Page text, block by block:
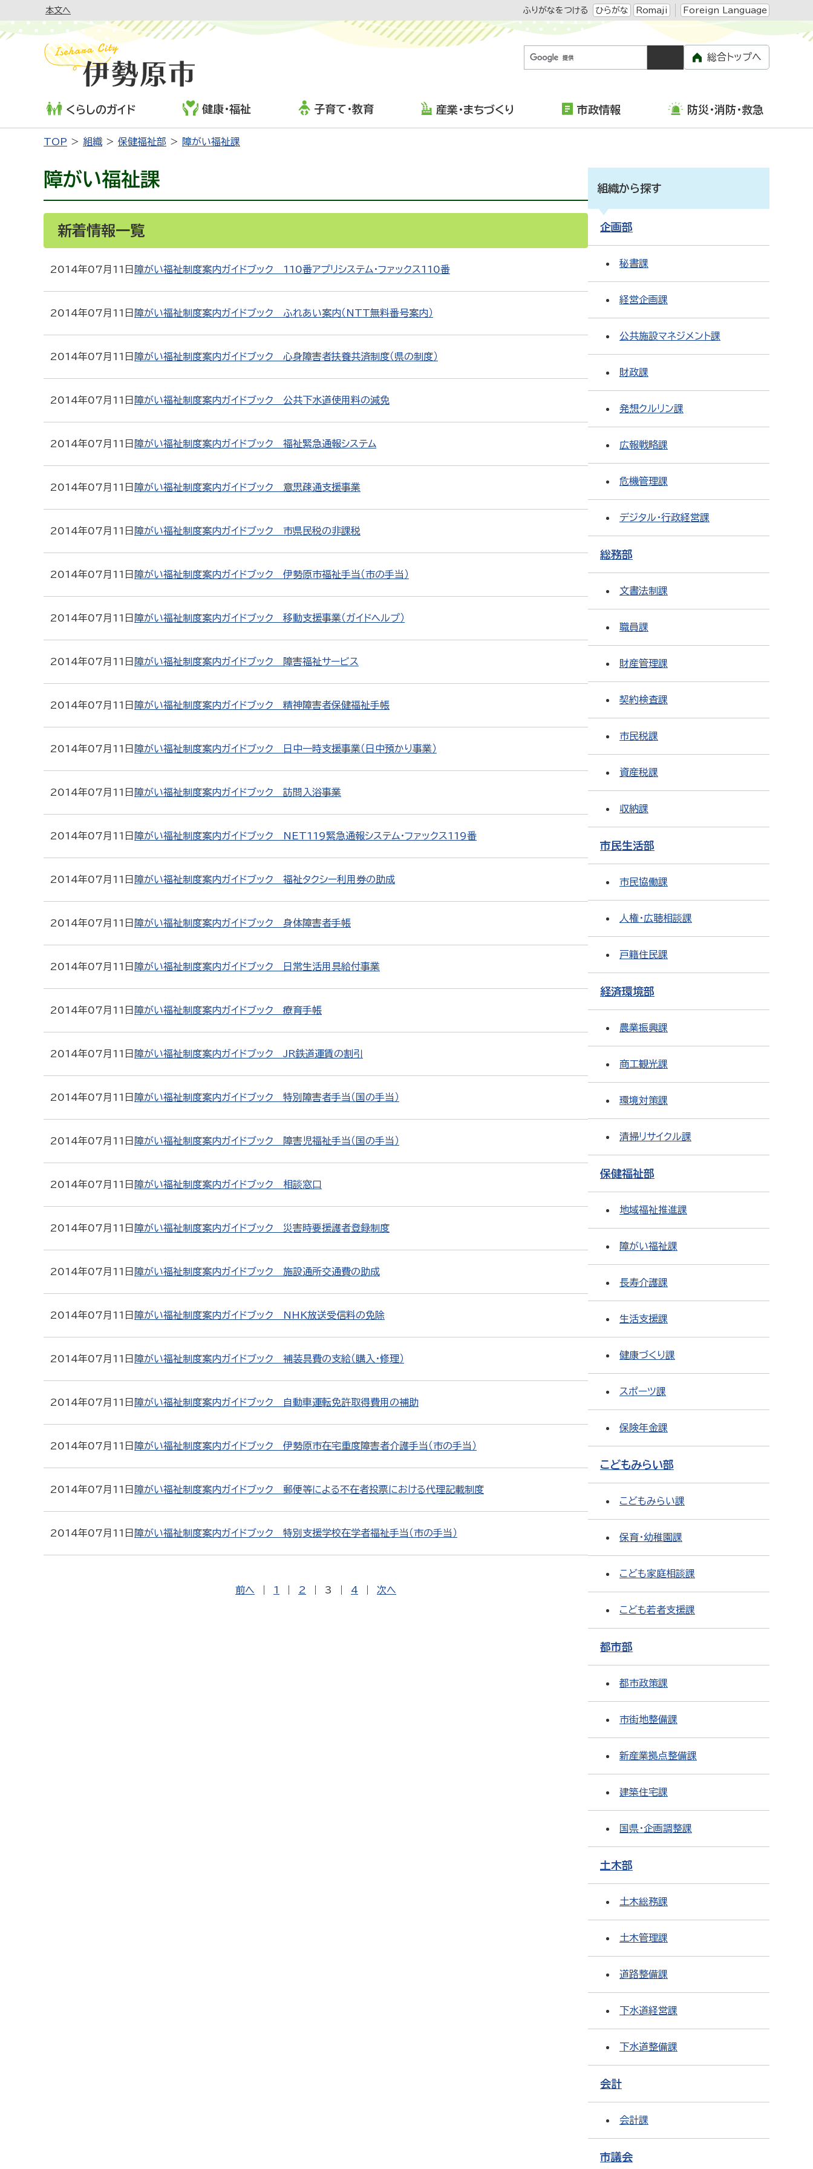
本文へ ふりがなをつける ひらがな Romaji Foreign Language
総合トップへ
くらしのガイド 健康・福祉 子育て・教育 産業・まちづくり 市政情報 防災・消防・救急
TOP 組織 保健福祉部 障がい福祉課
障がい福祉課
新着情報一覧
2014年07月11日 障がい福祉制度案内ガイドブック 110番アプリシステム・ファックス110番
2014年07月11日 障がい福祉制度案内ガイドブック ふれあい案内（NTT無料番号案内）
2014年07月11日 障がい福祉制度案内ガイドブック 心身障害者扶養共済制度（県の制度）
2014年07月11日 障がい福祉制度案内ガイドブック 公共下水道使用料の減免
2014年07月11日 障がい福祉制度案内ガイドブック 福祉緊急通報システム
2014年07月11日 障がい福祉制度案内ガイドブック 意思疎通支援事業
2014年07月11日 障がい福祉制度案内ガイドブック 市県民税の非課税
2014年07月11日 障がい福祉制度案内ガイドブック 伊勢原市福祉手当（市の手当）
2014年07月11日 障がい福祉制度案内ガイドブック 移動支援事業（ガイドヘルプ）
2014年07月11日 障がい福祉制度案内ガイドブック 障害福祉サービス
2014年07月11日 障がい福祉制度案内ガイドブック 精神障害者保健福祉手帳
2014年07月11日 障がい福祉制度案内ガイドブック 日中一時支援事業（日中預かり事業）
2014年07月11日 障がい福祉制度案内ガイドブック 訪問入浴事業
2014年07月11日 障がい福祉制度案内ガイドブック NET119緊急通報システム・ファックス119番
2014年07月11日 障がい福祉制度案内ガイドブック 福祉タクシー利用券の助成
2014年07月11日 障がい福祉制度案内ガイドブック 身体障害者手帳
2014年07月11日 障がい福祉制度案内ガイドブック 日常生活用具給付事業
2014年07月11日 障がい福祉制度案内ガイドブック 療育手帳
2014年07月11日 障がい福祉制度案内ガイドブック JR鉄道運賃の割引
2014年07月11日 障がい福祉制度案内ガイドブック 特別障害者手当（国の手当）
2014年07月11日 障がい福祉制度案内ガイドブック 障害児福祉手当（国の手当）
2014年07月11日 障がい福祉制度案内ガイドブック 相談窓口
2014年07月11日 障がい福祉制度案内ガイドブック 災害時要援護者登録制度
2014年07月11日 障がい福祉制度案内ガイドブック 施設通所交通費の助成
2014年07月11日 障がい福祉制度案内ガイドブック NHK放送受信料の免除
2014年07月11日 障がい福祉制度案内ガイドブック 補装具費の支給（購入・修理）
2014年07月11日 障がい福祉制度案内ガイドブック 自動車運転免許取得費用の補助
2014年07月11日 障がい福祉制度案内ガイドブック 伊勢原市在宅重度障害者介護手当（市の手当）
2014年07月11日 障がい福祉制度案内ガイドブック 郵便等による不在者投票における代理記載制度
2014年07月11日 障がい福祉制度案内ガイドブック 特別支援学校在学者福祉手当（市の手当）
前へ 1 2 3 4 次へ
組織から探す
企画部
秘書課
経営企画課
公共施設マネジメント課
財政課
発想クルリン課
広報戦略課
危機管理課
デジタル・行政経営課
総務部
文書法制課
職員課
財産管理課
契約検査課
市民税課
資産税課
収納課
市民生活部
市民協働課
人権・広聴相談課
戸籍住民課
経済環境部
農業振興課
商工観光課
環境対策課
清掃リサイクル課
保健福祉部
地域福祉推進課
障がい福祉課
長寿介護課
生活支援課
健康づくり課
スポーツ課
保険年金課
こどもみらい部
こどもみらい課
保育・幼稚園課
こども家庭相談課
こども若者支援課
都市部
都市政策課
市街地整備課
新産業拠点整備課
建築住宅課
国県・企画調整課
土木部
土木総務課
土木管理課
道路整備課
下水道経営課
下水道整備課
会計
会計課
市議会